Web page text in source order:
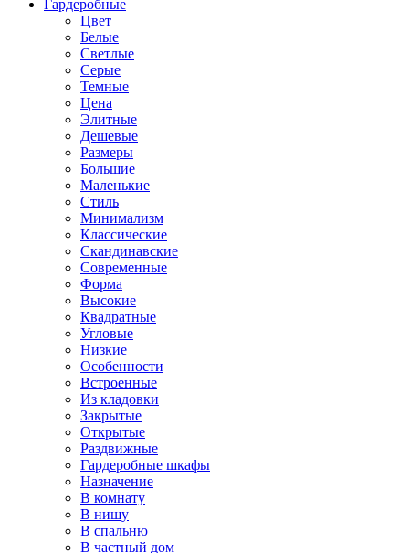
Гардеробные
Цвет
Белые
Светлые
Серые
Темные
Цена
Элитные
Дешевые
Размеры
Большие
Маленькие
Стиль
Минимализм
Классические
Скандинавские
Современные
Форма
Высокие
Квадратные
Угловые
Низкие
Особенности
Встроенные
Из кладовки
Закрытые
Открытые
Раздвижные
Гардеробные шкафы
Назначение
В комнату
В нишу
В спальню
В частный дом